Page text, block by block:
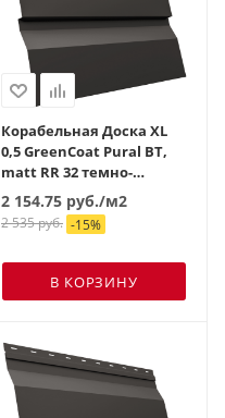
Корабельная Доска XL
0,5 GreenCoat Pural BT,
matt RR 32 темно-
коричневый (RAL 8019
серо-коричневый)
2 154.75 руб./м2
2 535руб. -15%
В КОРЗИНУ